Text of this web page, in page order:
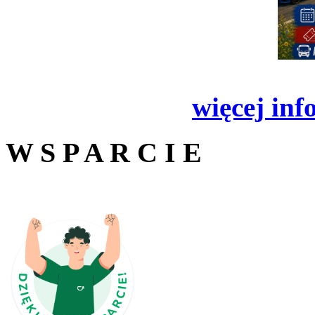
więcej
W S P A R C I E